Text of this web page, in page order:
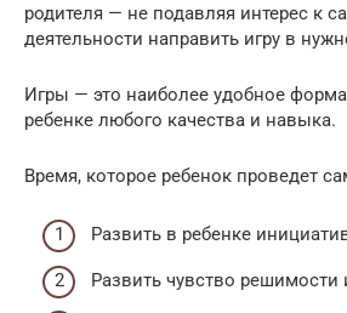
родителя — не подавляя интерес к
деятельности направить игру в
Игры — это наиболее удобное
ребенке любого качества и навыка.
Время, которое ребенок проведет
Развить в ребенке
Развить чувство решимости